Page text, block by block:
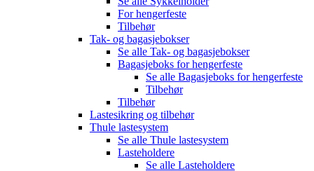
For hengerfeste
Tilbehør
Tak- og bagasjebokser
Se alle Tak- og bagasjebokser
Bagasjeboks for hengerfeste
Se alle Bagasjeboks for hengerfeste
Tilbehør
Tilbehør
Lastesikring og tilbehør
Thule lastesystem
Se alle Thule lastesystem
Lasteholdere
Se alle Lasteholdere